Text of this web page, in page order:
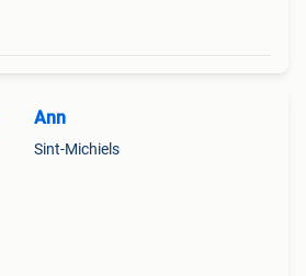
Ann
Sint-Michiels